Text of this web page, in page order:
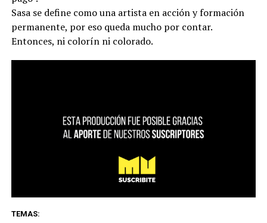
Sasa se define como una artista en acción y formación
permanente, por eso queda mucho por contar.
Entonces, ni colorín ni colorado.
TEMAS: